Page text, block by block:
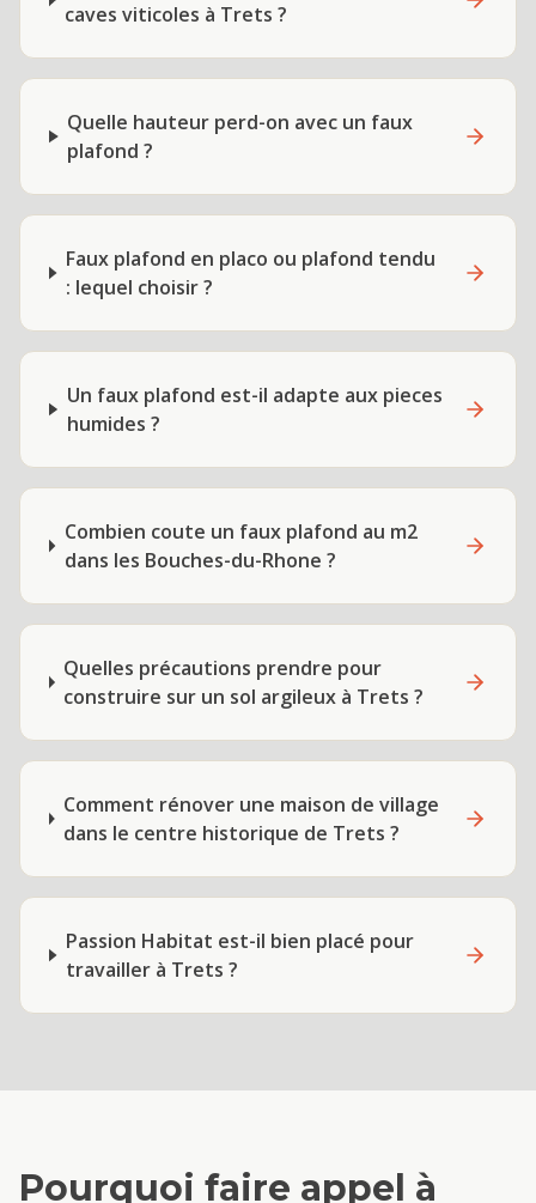
caves viticoles à Trets ?
Quelle hauteur perd-on avec un faux
plafond ?
Faux plafond en placo ou plafond tendu
: lequel choisir ?
Un faux plafond est-il adapte aux pieces
humides ?
Combien coute un faux plafond au m2
dans les Bouches-du-Rhone ?
Quelles précautions prendre pour
construire sur un sol argileux à Trets ?
Comment rénover une maison de village
dans le centre historique de Trets ?
Passion Habitat est-il bien placé pour
travailler à Trets ?
Pourquoi faire appel à